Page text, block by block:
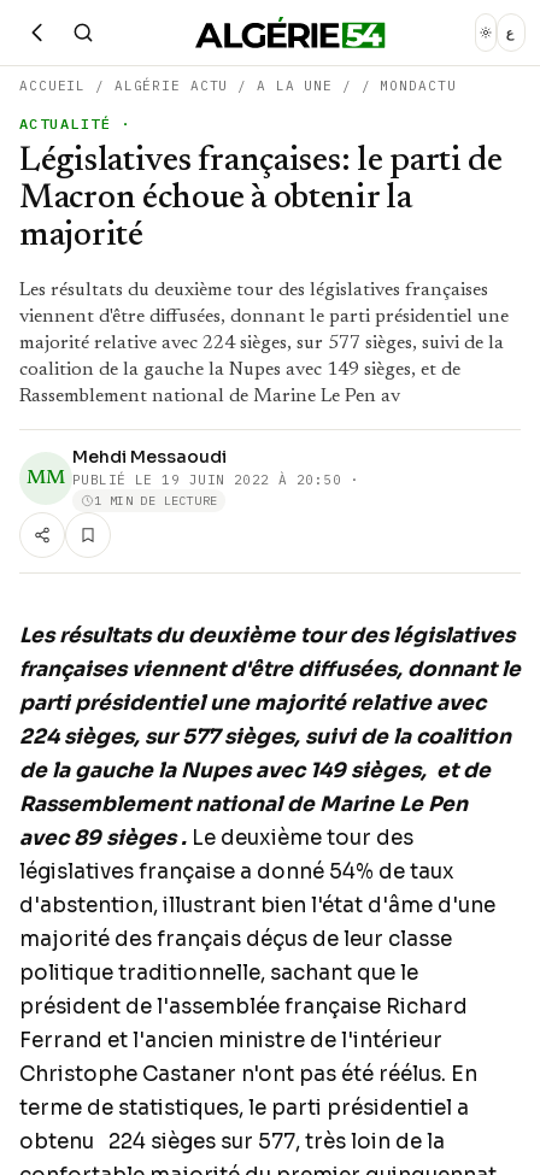
ع
ACCUEIL / ALGÉRIE ACTU /A LA UNE / / MONDACTU
ACTUALITÉ ·
Législatives françaises: le parti de
Macron échoue à obtenir la
majorité
Les résultats du deuxième tour des législatives françaises
viennent d'être diffusées, donnant le parti présidentiel une
majorité relative avec 224 sièges, sur 577 sièges, suivi de la
coalition de la gauche la Nupes avec 149 sièges, et de
Rassemblement national de Marine Le Pen av
MM
Mehdi Messaoudi
PUBLIÉ LE 19 JUIN 2022 À 20:50 ·
1 MIN DE LECTURE
Les résultats du deuxième tour des législatives
françaises viennent d'être diffusées, donnant le
parti présidentiel une majorité relative avec
224 sièges, sur 577 sièges, suivi de la coalition
de la gauche la Nupes avec 149 sièges, et de
Rassemblement national de Marine Le Pen
avec 89 sièges . Le deuxième tour des
législatives française a donné 54% de taux
d'abstention, illustrant bien l'état d'âme d'une
majorité des français déçus de leur classe
politique traditionnelle, sachant que le
président de l'assemblée française Richard
Ferrand et l'ancien ministre de l'intérieur
Christophe Castaner n'ont pas été réélus. En
terme de statistiques, le parti présidentiel a
obtenu 224 sièges sur 577, très loin de la